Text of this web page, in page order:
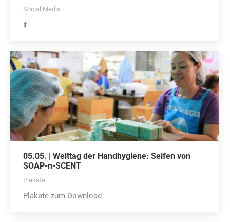
Social Media
⬆️
05.05. | Welttag der Handhygiene: Seifen von
SOAP-n-SCENT
Plakate
Plakate zum Download